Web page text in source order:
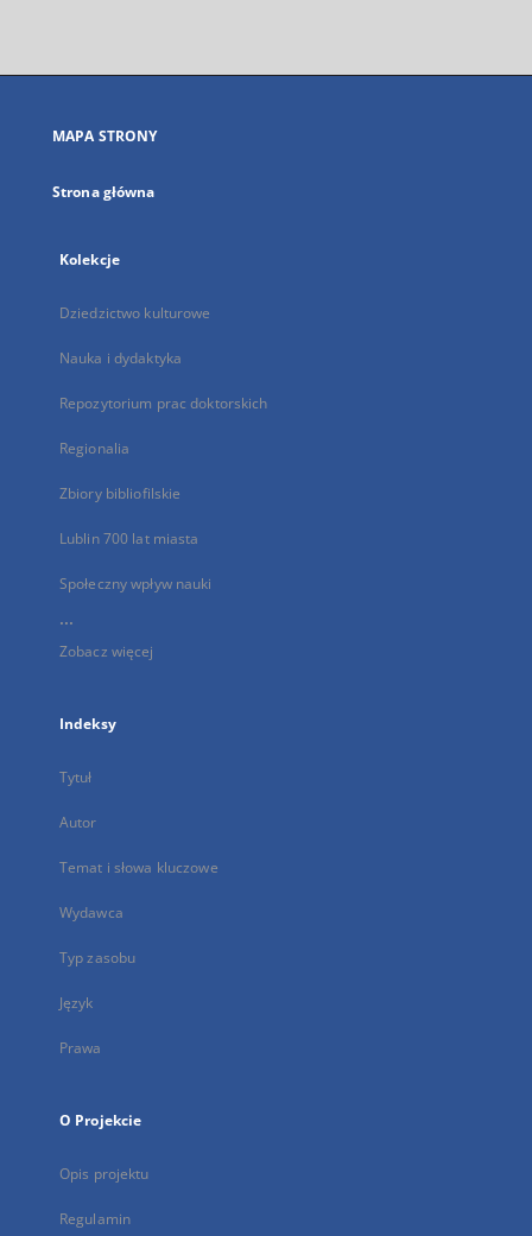
się
karcie
MAPA STRONY
Strona główna
Kolekcje
Dziedzictwo kulturowe
Nauka i dydaktyka
Repozytorium prac doktorskich
Regionalia
Zbiory bibliofilskie
Lublin 700 lat miasta
Społeczny wpływ nauki
...
Zobacz więcej
Indeksy
Tytuł
Autor
Temat i słowa kluczowe
Wydawca
Typ zasobu
Język
Prawa
O Projekcie
Opis projektu
Regulamin